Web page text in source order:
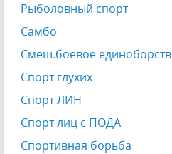
Рыболовный спорт
Самбо
Смеш.боевое
Спорт глухих
Спорт ЛИН
Спорт лиц с ПОДА
Спортивная борьба